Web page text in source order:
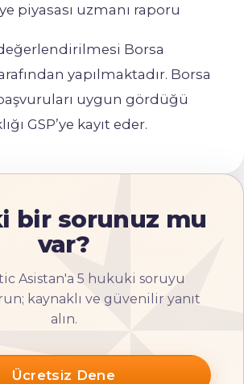
piyasası uzmanı raporu
Borsa
yapılmaktadır. Borsa
uygun gördüğü
GSP’ye kayıt eder.
bir sorunuz mu
var?
Asistan'a 5 hukuki soruyu
kaynaklı ve güvenilir yanıt
alın.
Ücretsiz Dene